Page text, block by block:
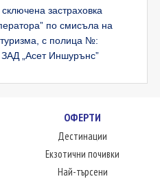
застраховка
по смисъла на
с полица №:
„Асет Иншурънс”
ОФЕРТИ
Дестинации
Екзотични почивки
Най-търсени